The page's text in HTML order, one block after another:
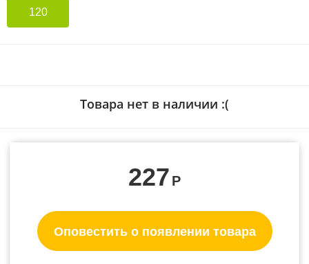
120
Товара нет в наличии :(
227 Р
Оповестить о появлении товара